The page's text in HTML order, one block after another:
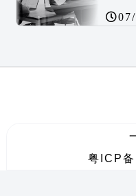
粤ICP